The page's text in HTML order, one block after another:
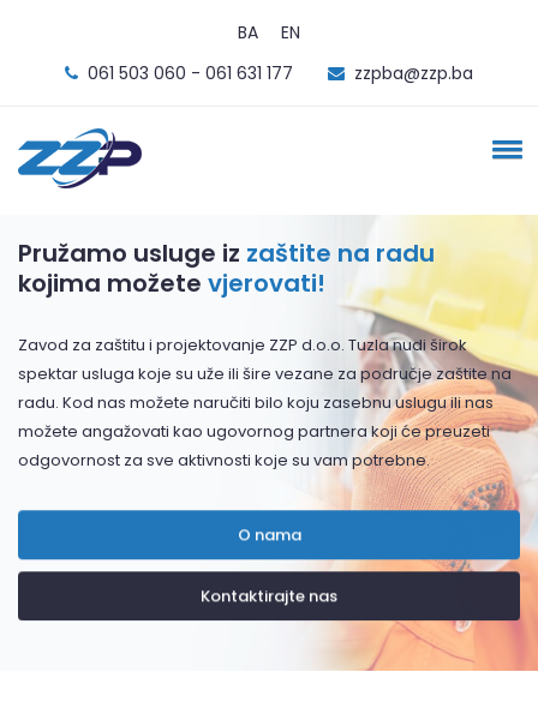
BA
EN
061 503 060 - 061 631 177
zzpba@zzp.ba
Pružamo usluge iz zaštite na radu
kojima možete vjerovati!
Zavod za zaštitu i projektovanje ZZP d.o.o. Tuzla nudi širok
spektar usluga koje su uže ili šire vezane za područje zaštite na
radu. Kod nas možete naručiti bilo koju zasebnu uslugu ili nas
možete angažovati kao ugovornog partnera koji će preuzeti
odgovornost za sve aktivnosti koje su vam potrebne.
O nama
Kontaktirajte nas